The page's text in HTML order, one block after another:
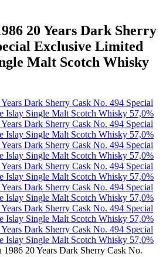
20 Years Dark Sherry
Exclusive Limited
Malt Scotch Whisky